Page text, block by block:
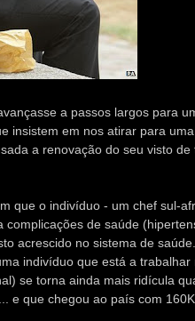
a passos largos para
insistem em nos atirar para
a renovação do seu visto de
que o indivíduo - um chef sul-
de saúde
acrescido no sistema de
indivíduo que está a trabalhar
se torna ainda mais ridícula
e que chegou ao país com